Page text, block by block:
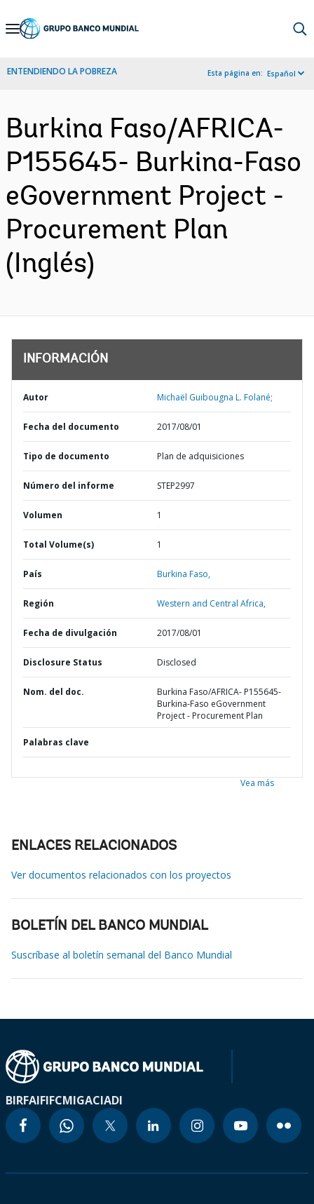
Skip
Navigation
ENTENDIENDO LA POBREZA Esta página en: Español
Burkina Faso/AFRICA-
P155645- Burkina-Faso
eGovernment Project -
Procurement Plan
(Inglés)
INFORMACIÓN
Autor Michaël Guibougna L. Folané;
Fecha del documento 2017/08/01
Tipo de documento Plan de adquisiciones
Número del informe STEP2997
Volumen 1
Total Volume(s) 1
País Burkina Faso,
Región Western and Central Africa,
Fecha de divulgación 2017/08/01
Disclosure Status Disclosed
Nom. del doc.
Burkina Faso/AFRICA- P155645-
Burkina-Faso eGovernment
Project - Procurement Plan
Palabras clave
Vea más
ENLACES RELACIONADOS
Ver documentos relacionados con los proyectos
BOLETÍN DEL BANCO MUNDIAL
Suscríbase al boletín semanal del Banco Mundial
BIRFAIFIFCMIGACIADI